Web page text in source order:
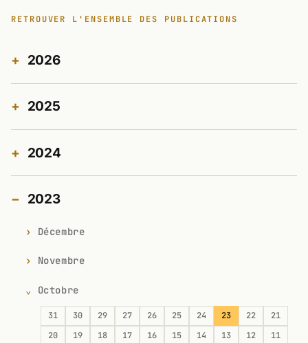
RETROUVER L'ENSEMBLE DES PUBLICATIONS
2026
2025
2024
2023
Décembre
Novembre
Octobre
31 30 29 27 26 25 24 23 22
21
20
19 18 17 16 15 14 13 12 11